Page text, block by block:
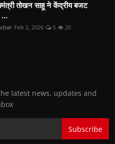
तोखन साहू ने केंद्रीय बजट
Feb 2, 2026 0 20
latest news, updates and
Subscribe